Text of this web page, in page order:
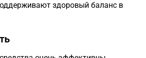
здоровый баланс в